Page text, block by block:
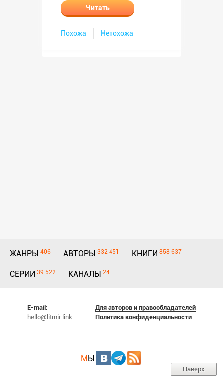
Читать
Похожа Непохожа
ЖАНРЫ 406 АВТОРЫ 332 451 КНИГИ 858 637
СЕРИИ 39 522 КАНАЛЫ 24
E-mail:
hello@litmir.link
Для авторов и правообладателей
Политика конфиденциальности
МЫ
Наверх